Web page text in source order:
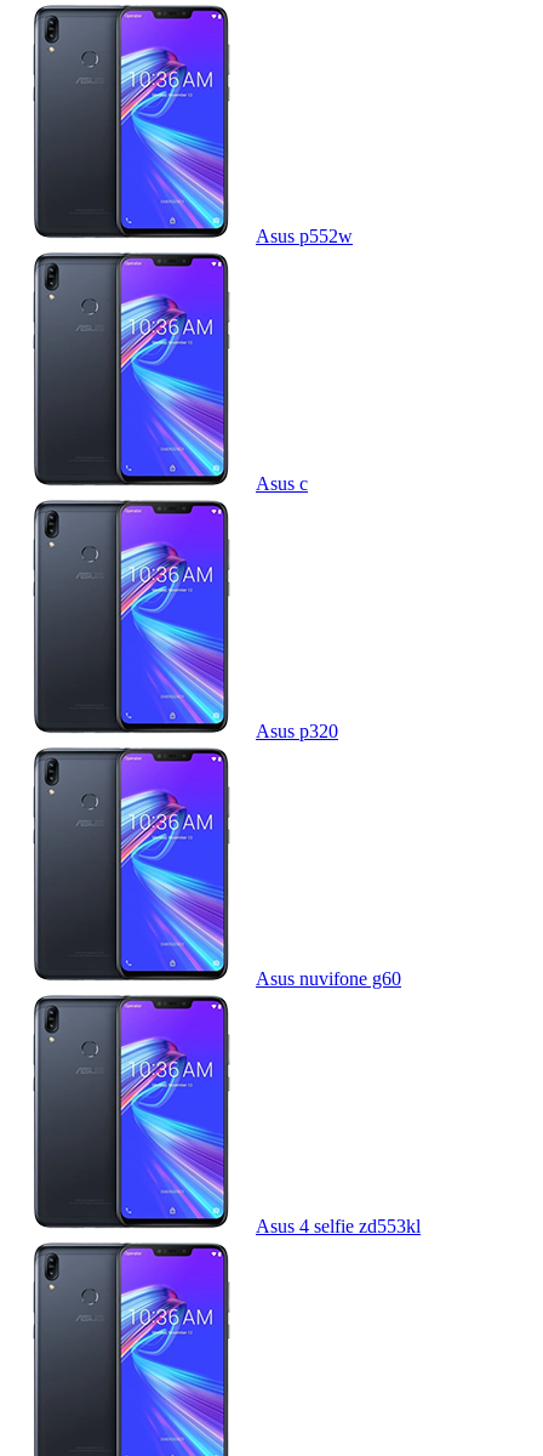
Asus p552w
Asus c
Asus p320
Asus nuvifone g60
Asus 4 selfie zd553kl